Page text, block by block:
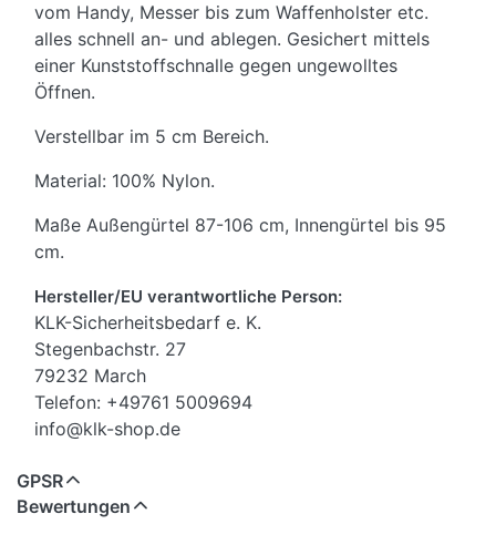
vom Handy, Messer bis zum Waffenholster etc.
alles schnell an- und ablegen. Gesichert mittels
einer Kunststoffschnalle gegen ungewolltes
Öffnen.
Verstellbar im 5 cm Bereich.
Material: 100% Nylon.
Maße Außengürtel 87-106 cm, Innengürtel bis 95
cm.
Hersteller/EU verantwortliche Person:
KLK-Sicherheitsbedarf e. K.
Stegenbachstr. 27
79232 March
Telefon: +49761 5009694
info@klk-shop.de
GPSR
Bewertungen